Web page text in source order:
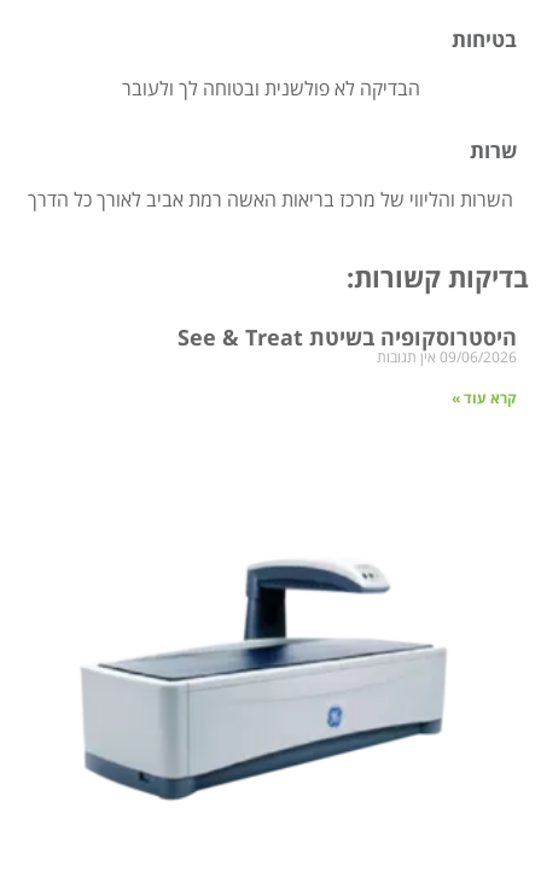
בטיחות
הבדיקה לא פולשנית ובטוחה לך ולעובר
שרות
השרות והליווי של מרכז בריאות האשה רמת אביב לאורך כל הדרך
בדיקות קשורות:
היסטרוסקופיה בשיטת See & Treat
09/06/2026 אין תגובות
קרא עוד »